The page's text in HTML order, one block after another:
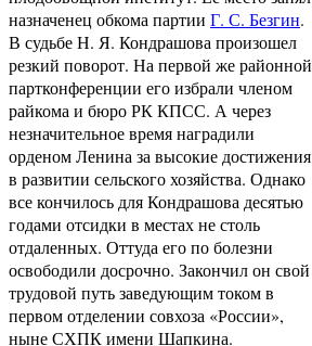
назначенец обкома партии Г. С. Безгин.
В судьбе Н. Я. Кондрашова произошел
резкий поворот. На первой же районной
партконференции его избрали членом
райкома и бюро РК КПСС. А через
незначительное время наградили
орденом Ленина за высокие достижения
в развитии сельского хозяйства. Однако
все кончилось для Кондрашова десятью
годами отсидки в местах не столь
отдаленных. Оттуда его по болезни
освободили досрочно. Закончил он свой
трудовой путь заведующим током в
первом отделении совхоза «России»,
ныне СХПК имени Шапкина.